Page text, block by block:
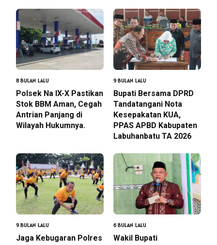
8 BULAN LALU
Polsek Na IX-X Pastikan
Stok BBM Aman, Cegah
Antrian Panjang di
Wilayah Hukumnya.
9 BULAN LALU
Bupati Bersama DPRD
Tandatangani Nota
Kesepakatan KUA,
PPAS APBD Kabupaten
Labuhanbatu TA 2026
9 BULAN LALU
Jaga Kebugaran Polres
6 BULAN LALU
Wakil Bupati